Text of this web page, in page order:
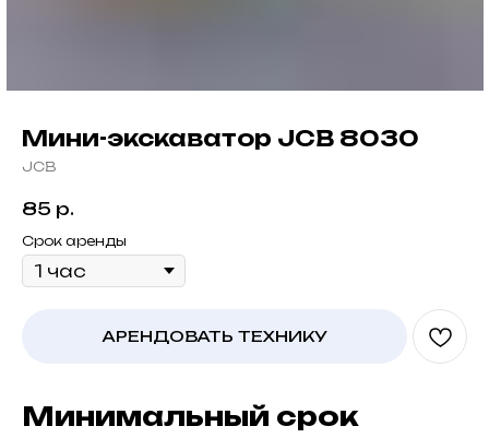
Мини-экскаватор JCB 8030
JCB
85 р.
Срок аренды
АРЕНДОВАТЬ ТЕХНИКУ
Минимальный срок